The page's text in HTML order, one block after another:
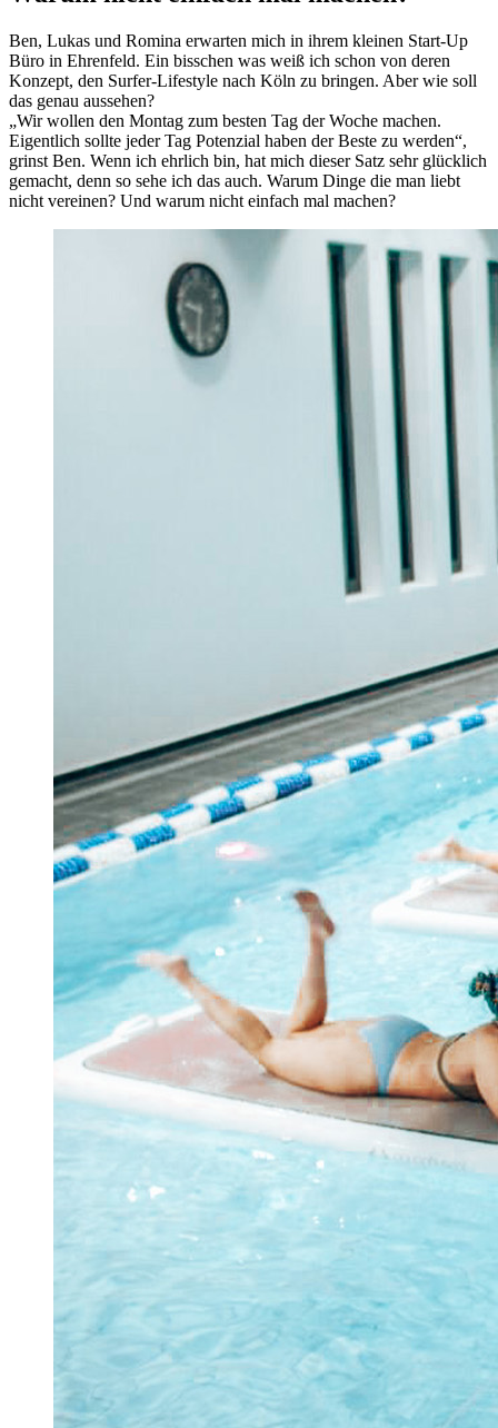
Ben, Lukas und Romina erwarten mich in ihrem kleinen Start-Up
Büro in Ehrenfeld. Ein bisschen was weiß ich schon von deren
Konzept, den Surfer-Lifestyle nach Köln zu bringen. Aber wie soll
das genau aussehen?
„Wir wollen den Montag zum besten Tag der Woche machen.
Eigentlich sollte jeder Tag Potenzial haben der Beste zu werden“,
grinst Ben. Wenn ich ehrlich bin, hat mich dieser Satz sehr glücklich
gemacht, denn so sehe ich das auch. Warum Dinge die man liebt
nicht vereinen? Und warum nicht einfach mal machen?